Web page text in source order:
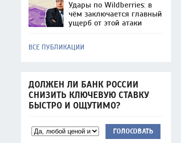
Удары по Wildberries: в
чём заключается главный
ущерб от этой атаки
ВСЕ ПУБЛИКАЦИИ
ДОЛЖЕН ЛИ БАНК РОССИИ
СНИЗИТЬ КЛЮЧЕВУЮ СТАВКУ
БЫСТРО И ОЩУТИМО?
ГОЛОСОВАТЬ